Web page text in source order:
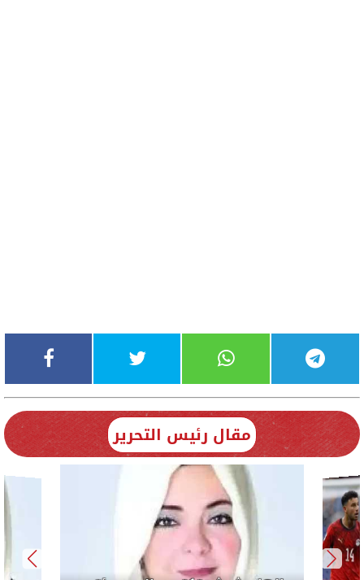
مقال رئيس التحرير